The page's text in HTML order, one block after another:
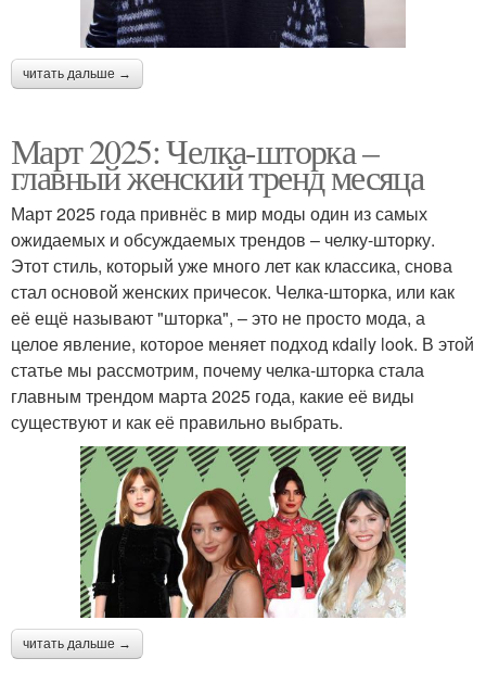
читать дальше →
Март 2025: Челка-шторка –
главный женский тренд месяца
Март 2025 года привнёс в мир моды один из самых
ожидаемых и обсуждаемых трендов – челку-шторку.
Этот стиль, который уже много лет как классика, снова
стал основой женских причесок. Челка-шторка, или как
её ещё называют "шторка", – это не просто мода, а
целое явление, которое меняет подход кdaily look. В этой
статье мы рассмотрим, почему челка-шторка стала
главным трендом марта 2025 года, какие её виды
существуют и как её правильно выбрать.
читать дальше →